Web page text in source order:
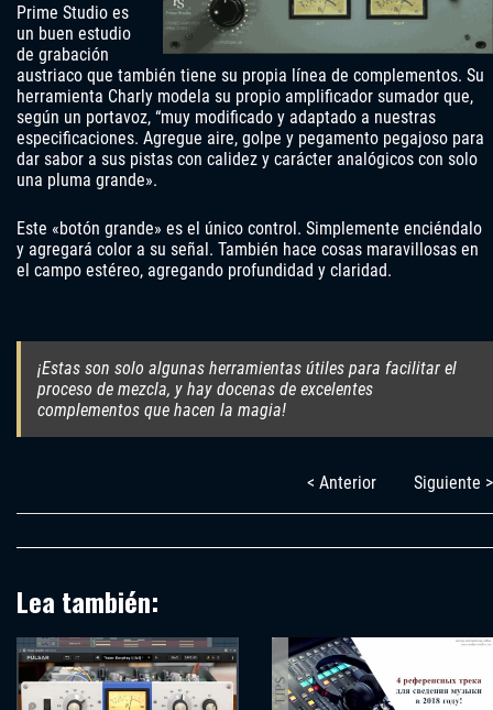
Prime Studio es
un buen estudio
de grabación
austriaco que también tiene su propia línea de complementos. Su
herramienta Charly modela su propio amplificador sumador que,
según un portavoz, “muy modificado y adaptado a nuestras
especificaciones. Agregue aire, golpe y pegamento pegajoso para
dar sabor a sus pistas con calidez y carácter analógicos con solo
una pluma grande».
Este «botón grande» es el único control. Simplemente enciéndalo
y agregará color a su señal. También hace cosas maravillosas en
el campo estéreo, agregando profundidad y claridad.
¡Estas son solo algunas herramientas útiles para facilitar el
proceso de mezcla, y hay docenas de excelentes
complementos que hacen la magia!
< Anterior Siguiente >
Lea también: